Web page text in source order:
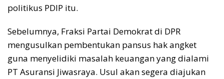
politikus PDIP itu.
Sebelumnya, Fraksi Partai Demokrat di DPR
mengusulkan pembentukan pansus hak angket
guna menyelidiki masalah keuangan yang dialami
PT Asuransi Jiwasraya. Usul akan segera diajukan